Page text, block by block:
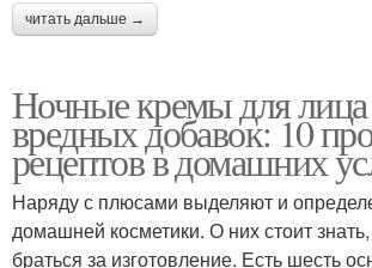
читать дальше →
Ночные кремы для лица
вредных добавок: 10
рецептов в домашних
Наряду с плюсами выделяют и
домашней косметики. О них стоит
браться за изготовление. Есть шесть